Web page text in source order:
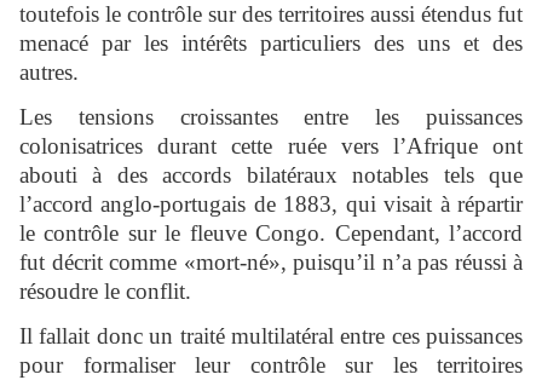
toutefois le contrôle sur des territoires aussi étendus fut
menacé par les intérêts particuliers des uns et des
autres.
Les tensions croissantes entre les puissances
colonisatrices durant cette ruée vers l’Afrique ont
abouti à des accords bilatéraux notables tels que
l’accord anglo-portugais de 1883, qui visait à répartir
le contrôle sur le fleuve Congo. Cependant, l’accord
fut décrit comme «mort-né», puisqu’il n’a pas réussi à
résoudre le conflit.
Il fallait donc un traité multilatéral entre ces puissances
pour formaliser leur contrôle sur les territoires